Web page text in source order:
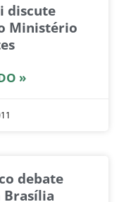
discute
Ministério
»
debate
Brasília